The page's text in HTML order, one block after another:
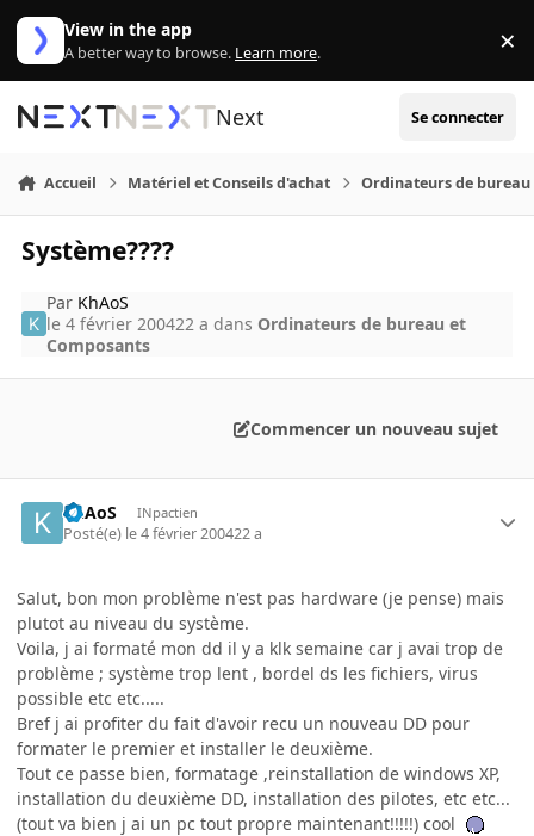
Aller au contenu
View in the app
A better way to browse. Learn more. ×
Next Se connecter
Accueil Matériel et Conseils d'achat Ordinateurs de bureau
Système????
Par KhAoS
le 4 février 200422 a dans Ordinateurs de bureau et
Composants
Commencer un nouveau sujet
KhAoS INpactien
Posté(e) le 4 février 200422 a
Salut, bon mon problème n'est pas hardware (je pense) mais
plutot au niveau du système.
Voila, j ai formaté mon dd il y a klk semaine car j avai trop de
problème ; système trop lent , bordel ds les fichiers, virus
possible etc etc.....
Bref j ai profiter du fait d'avoir recu un nouveau DD pour
formater le premier et installer le deuxième.
Tout ce passe bien, formatage ,reinstallation de windows XP,
installation du deuxième DD, installation des pilotes, etc etc...
(tout va bien j ai un pc tout propre maintenant!!!!!) cool